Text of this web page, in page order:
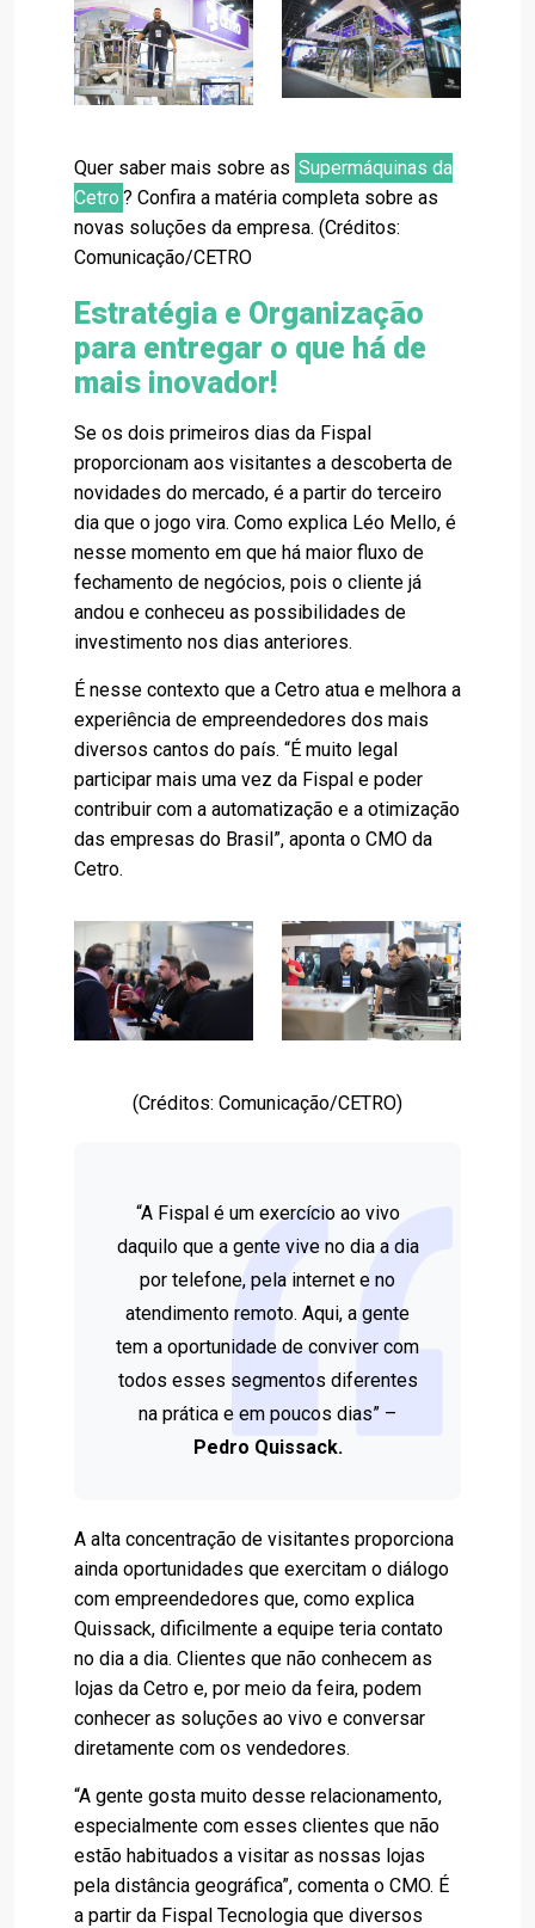
Quer saber mais sobre as Supermáquinas da
Cetro ? Confira a matéria completa sobre as
novas soluções da empresa. (Créditos:
Comunicação/CETRO
Estratégia e Organização
para entregar o que há de
mais inovador!
Se os dois primeiros dias da Fispal
proporcionam aos visitantes a descoberta de
novidades do mercado, é a partir do terceiro
dia que o jogo vira. Como explica Léo Mello, é
nesse momento em que há maior fluxo de
fechamento de negócios, pois o cliente já
andou e conheceu as possibilidades de
investimento nos dias anteriores.
É nesse contexto que a Cetro atua e melhora a
experiência de empreendedores dos mais
diversos cantos do país. “É muito legal
participar mais uma vez da Fispal e poder
contribuir com a automatização e a otimização
das empresas do Brasil”, aponta o CMO da
Cetro.
(Créditos: Comunicação/CETRO)
“A Fispal é um exercício ao vivo
daquilo que a gente vive no dia a dia
por telefone, pela internet e no
atendimento remoto. Aqui, a gente
tem a oportunidade de conviver com
todos esses segmentos diferentes
na prática e em poucos dias” –
Pedro Quissack.
A alta concentração de visitantes proporciona
ainda oportunidades que exercitam o diálogo
com empreendedores que, como explica
Quissack, dificilmente a equipe teria contato
no dia a dia. Clientes que não conhecem as
lojas da Cetro e, por meio da feira, podem
conhecer as soluções ao vivo e conversar
diretamente com os vendedores.
“A gente gosta muito desse relacionamento,
especialmente com esses clientes que não
estão habituados a visitar as nossas lojas
pela distância geográfica”, comenta o CMO. É
a partir da Fispal Tecnologia que diversos